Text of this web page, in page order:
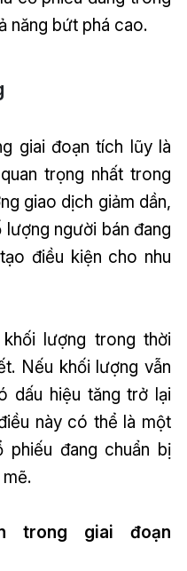
năng bứt phá cao.
giai đoạn tích lũy là
trọng nhất trong
giao dịch giảm dần,
người bán đang
điều kiện cho nhu
lượng trong thời
Nếu khối lượng vẫn
dấu hiệu tăng trở lại
này có thể là một
đang chuẩn bị
trong giai đoạn